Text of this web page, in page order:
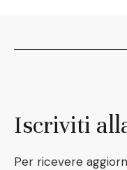
Iscriviti
Per ricevere